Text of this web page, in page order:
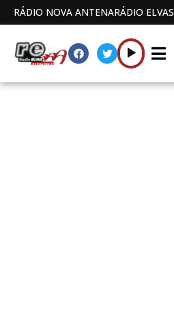
RÁDIO NOVA ANTENARÁDIO ELVAS